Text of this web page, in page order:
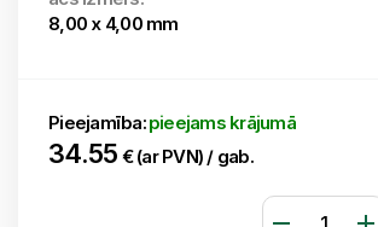
8,00 x 4,00 mm
Pieejamība:pieejams krājumā
34.55 € (ar PVN) / gab.